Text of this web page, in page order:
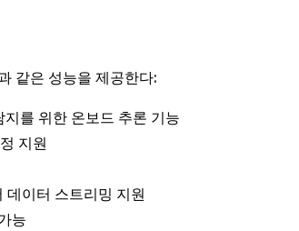
같은 성능을 제공한다:
를 위한 온보드 추론 기능
지원
이터 스트리밍 지원
능